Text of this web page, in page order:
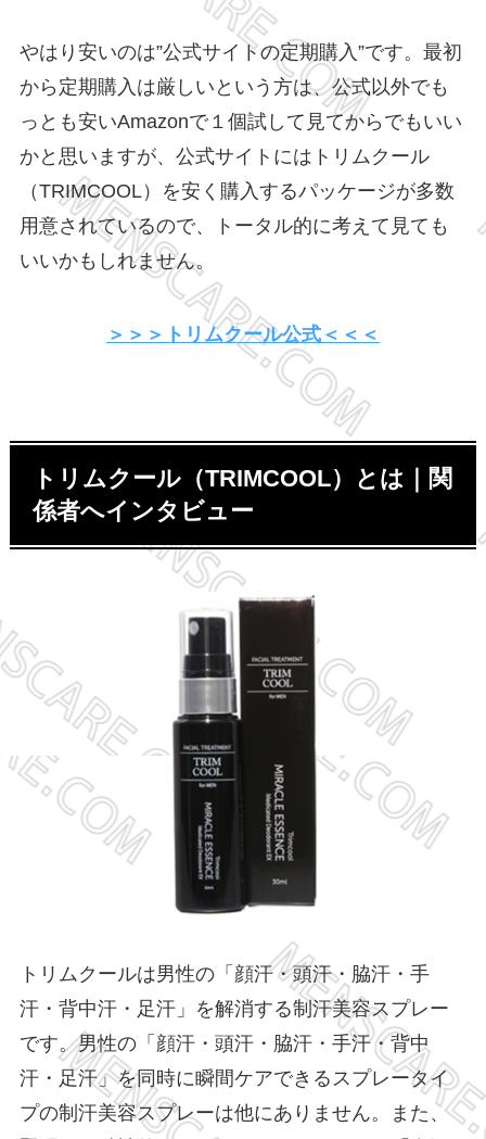
やはり安いのは”公式サイトの定期購入”です。最初
から定期購入は厳しいという方は、公式以外でも
っとも安いAmazonで１個試して見てからでもいい
かと思いますが、公式サイトにはトリムクール
（TRIMCOOL）を安く購入するパッケージが多数
用意されているので、トータル的に考えて見ても
いいかもしれません。
＞＞＞トリムクール公式＜＜＜
トリムクール（TRIMCOOL）とは｜関
係者へインタビュー
トリムクールは男性の「顔汗・頭汗・脇汗・手
汗・背中汗・足汗」を解消する制汗美容スプレー
です。男性の「顔汗・頭汗・脇汗・手汗・背中
汗・足汗」を同時に瞬間ケアできるスプレータイ
プの制汗美容スプレーは他にありません。また、